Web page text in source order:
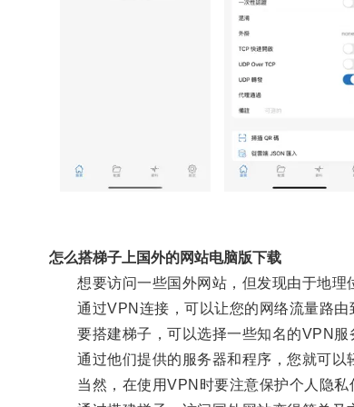
怎么搭梯子上国外的网站电脑版下载
想要访问一些国外网站，但发现由于地理
通过VPN连接，可以让您的网络流量路由
要搭建梯子，可以选择一些知名的VPN服
通过他们提供的服务器和程序，您就可以
当然，在使用VPN时要注意保护个人隐私